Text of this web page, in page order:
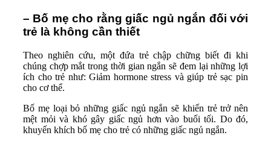
– Bố mẹ cho rằng giấc ngủ ngắn đối với
trẻ là không cần thiết
Theo nghiên cứu, một đứa trẻ chập chững biết đi khi
chúng chợp mắt trong thời gian ngắn sẽ đem lại những lợi
ích cho trẻ như: Giảm hormone stress và giúp trẻ sạc pin
cho cơ thể.
Bố mẹ loại bỏ những giấc ngủ ngắn sẽ khiến trẻ trở nên
mệt mỏi và khó gây giấc ngủ hơn vào buổi tối. Do đó,
khuyến khích bố mẹ cho trẻ có những giấc ngủ ngắn.